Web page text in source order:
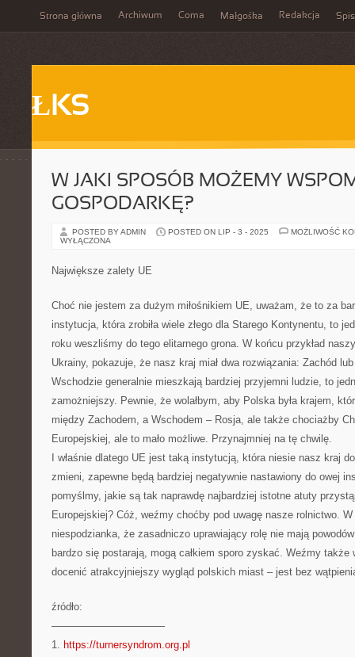
Strona główna Archiwum Coma Małgośka Redakcja
ŁKS
W JAKI SPOSÓB MOŻEMY
GOSPODARKĘ?
POSTED BY ADMIN POSTED ON LIP - 3 - 2025
MOŻLIWOŚĆ
WYŁĄCZONA
Największe zalety UE
Choć nie jestem za dużym miłośnikiem UE, uważam, że to za
instytucja, która zrobiła wiele złego dla Starego Kontynentu, to
roku weszliśmy do tego elitarnego grona. W końcu przykład
Ukrainy, pokazuje, że nasz kraj miał dwa rozwiązania: Zachód
Wschodzie generalnie mieszkają bardziej przyjemni ludzie, to
zamożniejszy. Pewnie, że wolałbym, aby Polska była krajem,
między Zachodem, a Wschodem – Rosja, ale także chociażby
Europejskiej, ale to mało możliwe. Przynajmniej na tę chwilę.
I właśnie dlatego UE jest taką instytucją, która niesie nasz kraj
zmieni, zapewne będą bardziej negatywnie nastawiony do owej
pomyślmy, jakie są tak naprawdę najbardziej istotne atuty
Europejskiej? Cóż, weźmy choćby pod uwagę nasze rolnictwo.
niespodzianka, że zasadniczo uprawiający rolę nie mają
bardzo się postarają, mogą całkiem sporo zyskać. Weźmy
docenić atrakcyjniejszy wygląd polskich miast – jest bez
źródło:
———————————
1. https://turnersyndrom.org.pl